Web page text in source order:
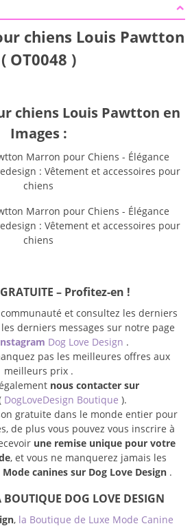
chiens Louis Pawtton
( OT0048 )
chiens Louis Pawtton en
Images :
– Profitez-en !
et consultez les derniers
derniers messages sur notre page
Dog Love Design .
pas les meilleures offres aux
meilleurs prix .
nous contacter sur
DogLoveDesign Boutique ).
gratuite dans le monde entier pour
de plus vous pouvez vous inscrire à
une remise unique pour votre
, et vous ne manquerez jamais les
Mode canines sur Dog Love Design .
BOUTIQUE DOG LOVE DESIGN
, la Boutique de Luxe Mode Canine